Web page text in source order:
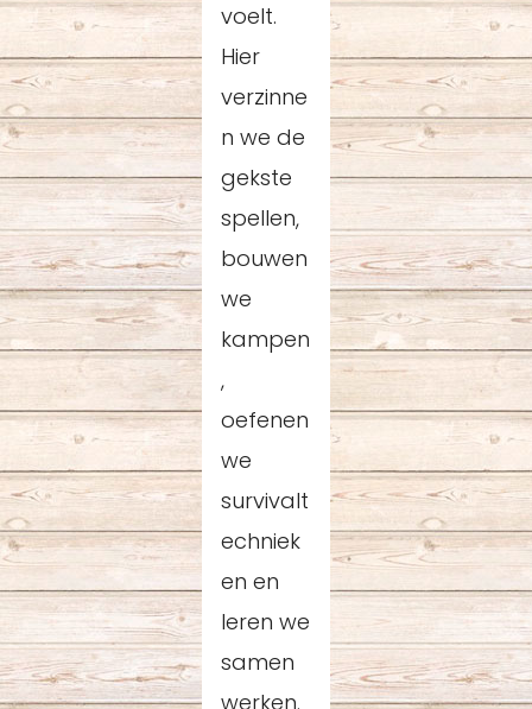
voelt.
Hier
verzinne
n we de
gekste
spellen,
bouwen
we
kampen
,
oefenen
we
survivalt
echniek
en en
leren we
samen
werken.